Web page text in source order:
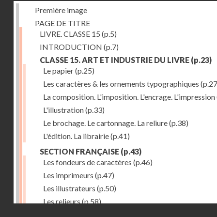
Première image
PAGE DE TITRE
LIVRE. CLASSE 15 (p.5)
INTRODUCTION (p.7)
CLASSE 15. ART ET INDUSTRIE DU LIVRE (p.23)
Le papier(p.25)
Les caractères & les ornements typographiques
La composition. L'imposition. L'encrage. L'impression
L'illustration(p.33)
Le brochage. Le cartonnage. La reliure(p.38)
L'édition. La librairie(p.41)
SECTION FRANÇAISE (p.43)
Les fondeurs de caractères (p.46)
Les imprimeurs (p.47)
Les illustrateurs (p.50)
Les relieurs (p.58)